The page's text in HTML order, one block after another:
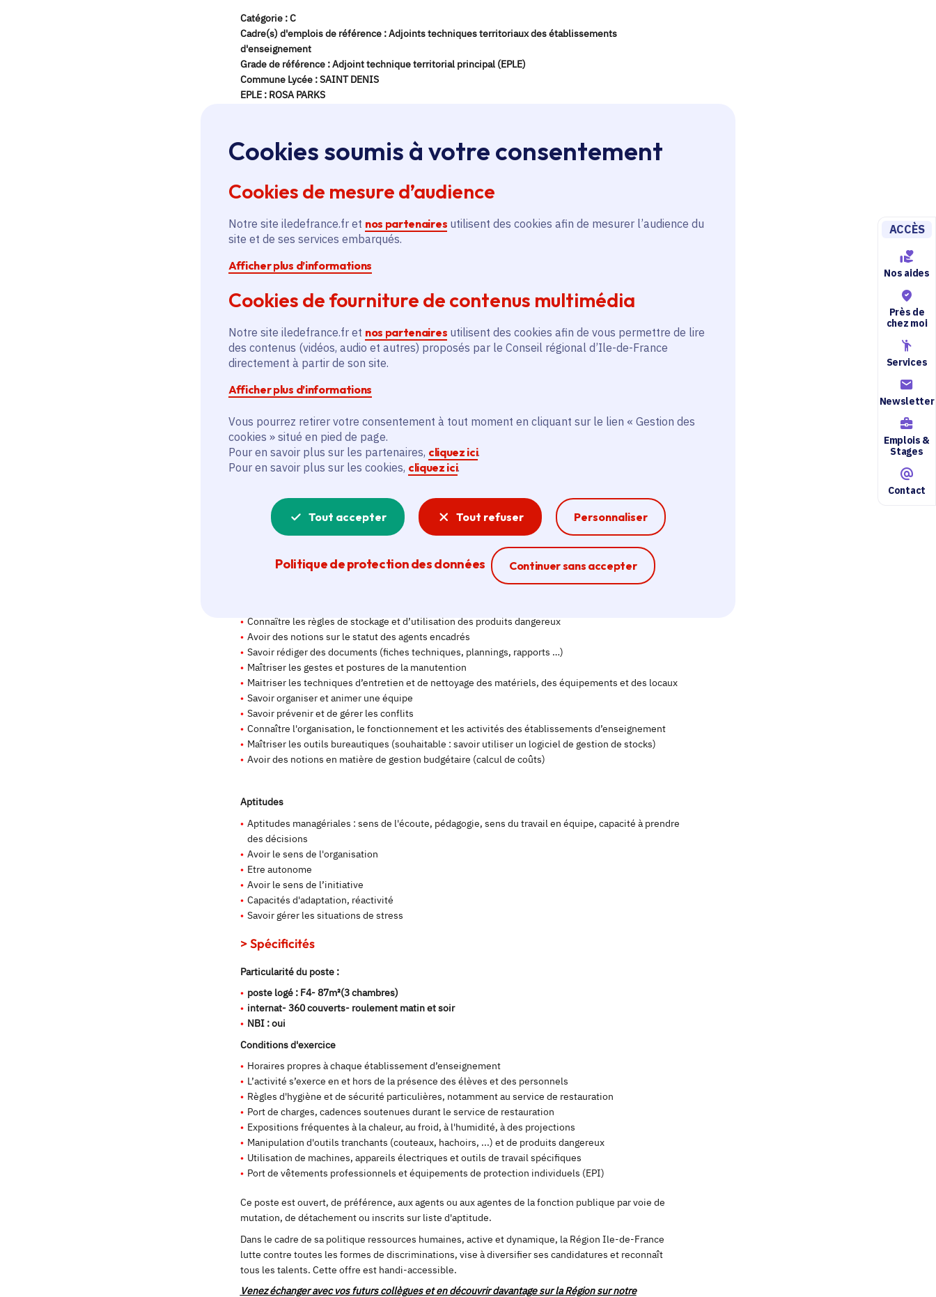
Cookies soumis à votre consentement
Cookies de mesure d’audience
Notre site iledefrance.fr et nos partenaires utilisent des cookies afin de mesurer l’audience du
site et de ses services embarqués.
Afficher plus d’informations
Cookies de fourniture de contenus multimédia
Notre site iledefrance.fr et nos partenaires utilisent des cookies afin de vous permettre de lire
des contenus (vidéos, audio et autres) proposés par le Conseil régional d’Ile-de-France
directement à partir de son site.
Afficher plus d’informations
Vous pourrez retirer votre consentement à tout moment en cliquant sur le lien « Gestion des
cookies » situé en pied de page.
Pour en savoir plus sur les partenaires, cliquez ici.
Pour en savoir plus sur les cookies, cliquez ici.
Tout accepter Tout refuser Personnaliser
Politique de protection des données Continuer sans accepter
Ferme la modale
ACCÈS
Nos aides
Près de
chez moi
Services
Newsletter
Emplois &
Stages
Contact